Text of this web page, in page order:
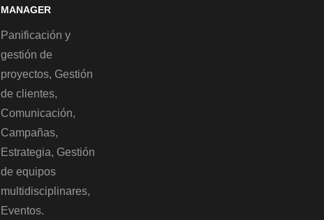
MANAGER
Panificación y
gestión de
proyectos, Gestión
de clientes,
Comunicación,
Campañas,
Estrategia, Gestión
de equipos
multidisciplinares,
Eventos.